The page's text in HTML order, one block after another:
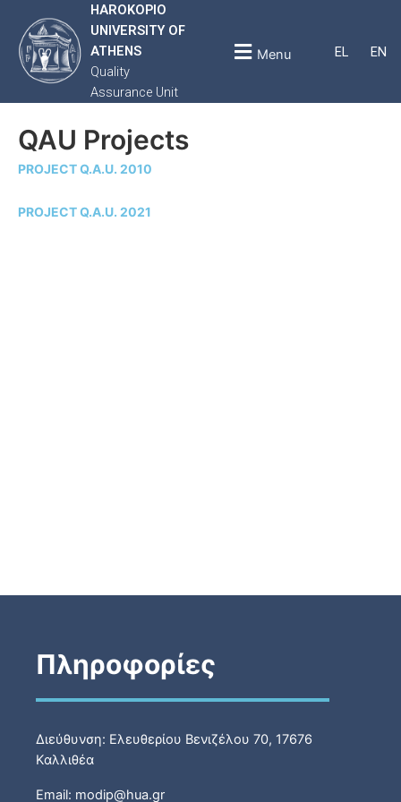
HAROKOPIO
UNIVERSITY OF
ATHENS
Quality
Assurance Unit
EL EN
Menu
QAU Projects
PROJECT Q.A.U. 2010
PROJECT Q.A.U. 2021
Πληροφορίες
Διεύθυνση: Ελευθερίου Βενιζέλου 70, 17676
Καλλιθέα
Email: modip@hua.gr